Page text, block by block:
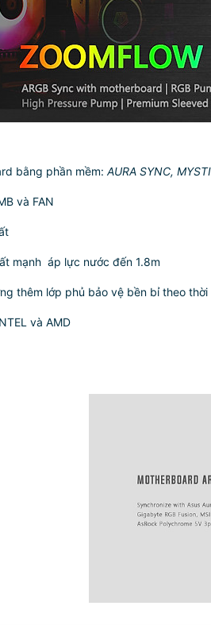
bằng phần mềm: AURA SYNC,
và FAN
mạnh áp lực nước đến 1.8m
thêm lớp phủ bảo vệ bền bỉ theo thời
và AMD